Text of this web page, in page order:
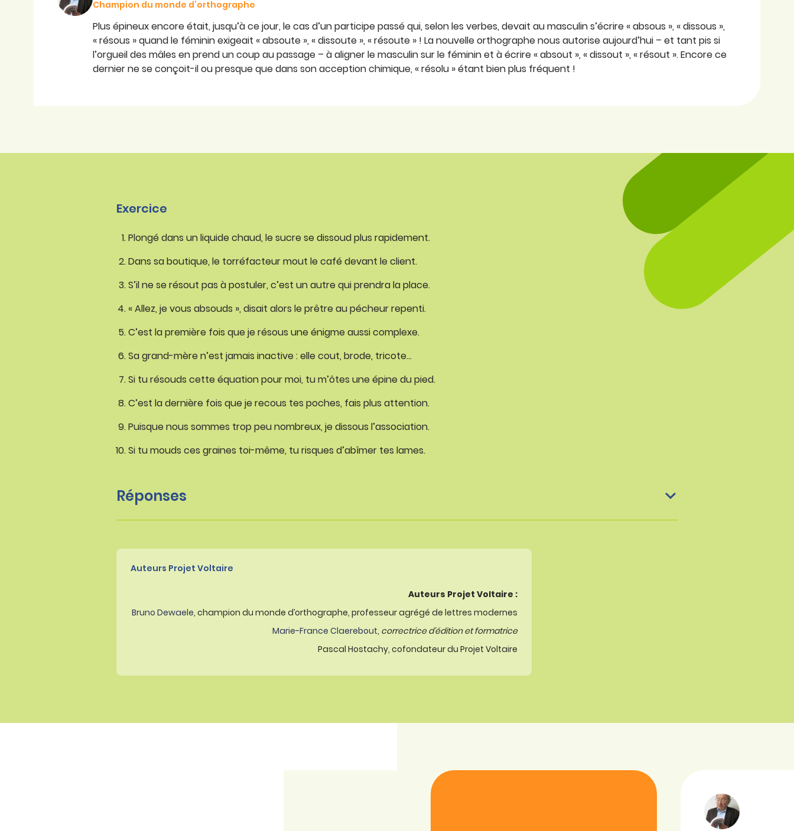
Champion du monde d’orthographe
Plus épineux encore était, jusqu’à ce jour, le cas d’un participe passé qui, selon les verbes, devait au masculin s’écrire « absous », « dissous »,
« résous » quand le féminin exigeait « absoute », « dissoute », « résoute » ! La nouvelle orthographe nous autorise aujourd’hui – et tant pis si
l’orgueil des mâles en prend un coup au passage – à aligner le masculin sur le féminin et à écrire « absout », « dissout », « résout ». Encore ce
dernier ne se conçoit-il ou presque que dans son acception chimique, « résolu » étant bien plus fréquent !
Exercice
Plongé dans un liquide chaud, le sucre se dissoud plus rapidement.
Dans sa boutique, le torréfacteur mout le café devant le client.
S’il ne se résout pas à postuler, c’est un autre qui prendra la place.
« Allez, je vous absouds », disait alors le prêtre au pécheur repenti.
C’est la première fois que je résous une énigme aussi complexe.
Sa grand-mère n’est jamais inactive : elle cout, brode, tricote…
Si tu résouds cette équation pour moi, tu m’ôtes une épine du pied.
C’est la dernière fois que je recous tes poches, fais plus attention.
Puisque nous sommes trop peu nombreux, je dissous l’association.
Si tu mouds ces graines toi-même, tu risques d’abîmer tes lames.
Réponses
Auteurs Projet Voltaire
Auteurs Projet Voltaire :
Bruno Dewaele, champion du monde d’orthographe, professeur agrégé de lettres modernes
Marie-France Claerebout, correctrice d’édition et formatrice
Pascal Hostachy, cofondateur du Projet Voltaire